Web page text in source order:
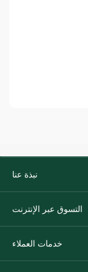
نبذة عنا
التسوق عبر الإنترنت
خدمات العملاء